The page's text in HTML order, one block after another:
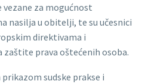
za mogućnost
nasilja u obitelji, te su učesnici
direktivama i
prava oštećenih osoba.
sudske prakse i